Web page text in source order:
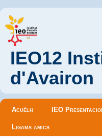
IEO12
d'Avairon
Menu principal
Acuèlh IEO
Ligams amics